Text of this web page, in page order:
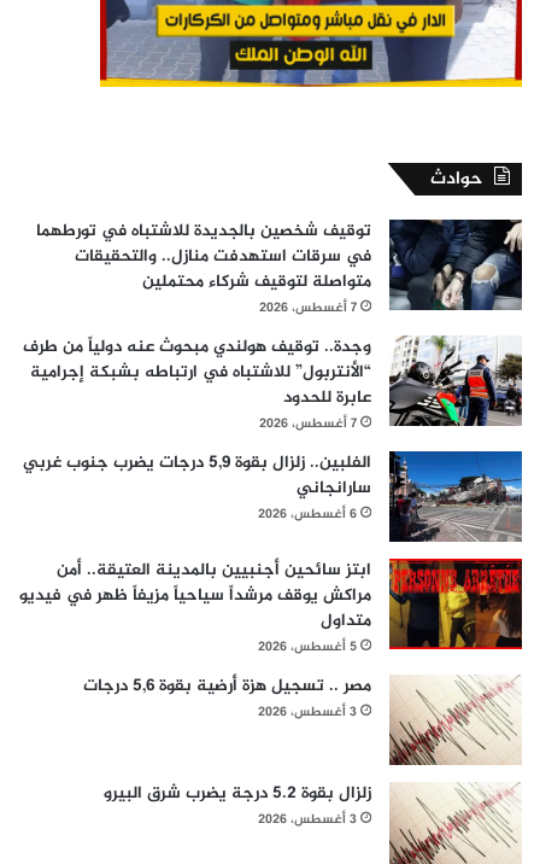
حوادث
توقيف شخصين بالجديدة للاشتباه في تورطهما
في سرقات استهدفت منازل.. والتحقيقات
متواصلة لتوقيف شركاء محتملين
7 أغسطس، 2026
وجدة.. توقيف هولندي مبحوث عنه دولياً من طرف
“الأنتربول” للاشتباه في ارتباطه بشبكة إجرامية
عابرة للحدود
7 أغسطس، 2026
الفلبين.. زلزال بقوة 5,9 درجات يضرب جنوب غربي
سارانجاني
6 أغسطس، 2026
ابتز سائحين أجنبيين بالمدينة العتيقة.. أمن
مراكش يوقف مرشداً سياحياً مزيفاً ظهر في فيديو
متداول
5 أغسطس، 2026
مصر .. تسجيل هزة أرضية بقوة 5,6 درجات
3 أغسطس، 2026
زلزال بقوة 5.2 درجة يضرب شرق البيرو
3 أغسطس، 2026